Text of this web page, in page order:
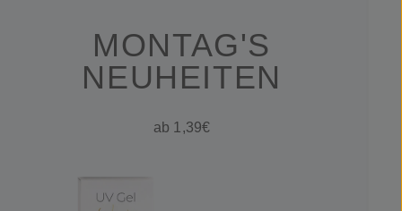
MONTAG'S
NEUHEITEN
ab 1,39€